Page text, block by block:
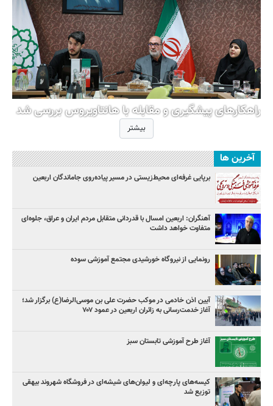
راهکارهای پیشگیری و مقابله با هانتاویروس بررسی شد
بیشتر
آخرین ها
برپایی غرفه‌ای محیط‌زیستی در مسیر پیاده‌روی جاماندگان اربعین
آهنگران: اربعین امسال با قدردانی متقابل مردم ایران و عراق، جلوه‌ای
متفاوت خواهد داشت
رونمایی از نیروگاه خورشیدی مجتمع آموزشی سوده
آیین اذن خادمی در موکب حضرت علی بن موسی‌الرضا(ع) برگزار شد؛
آغاز خدمت‌رسانی به زائران اربعین در عمود ۷۰۷
آغاز طرح آموزشی تابستان سبز
کیسه‌های پارچه‌ای و لیوان‌های شیشه‌ای در فروشگاه شهروند بیهقی
توزیع شد